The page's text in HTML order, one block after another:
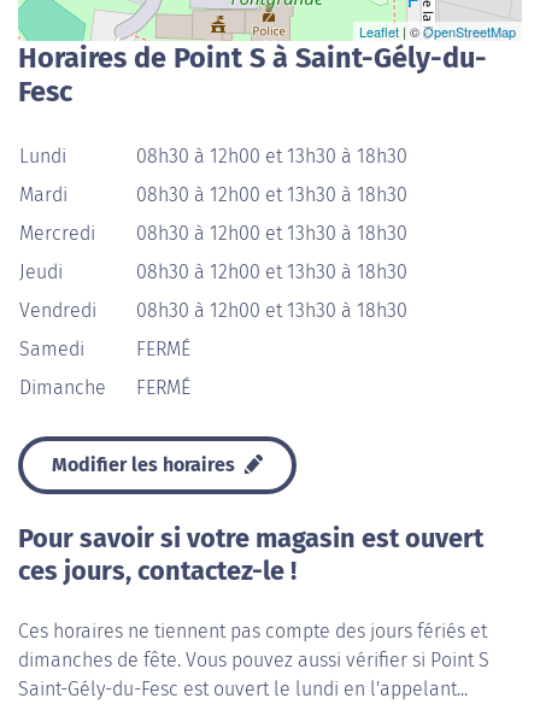
Leaflet | ©OpenStreetMap
Horaires de Point S à Saint-Gély-du-
Fesc
Lundi
08h30 à 12h00 et 13h30 à 18h30
Mardi
08h30 à 12h00 et 13h30 à 18h30
Mercredi
08h30 à 12h00 et 13h30 à 18h30
Jeudi
08h30 à 12h00 et 13h30 à 18h30
Vendredi
08h30 à 12h00 et 13h30 à 18h30
Samedi
FERMÉ
Dimanche
FERMÉ
Modifier les horaires
Pour savoir si votre magasin est ouvert
ces jours, contactez-le !
Ces horaires ne tiennent pas compte des jours fériés et
dimanches de fête. Vous pouvez aussi vérifier si Point S
Saint-Gély-du-Fesc est ouvert le lundi en l'appelant...